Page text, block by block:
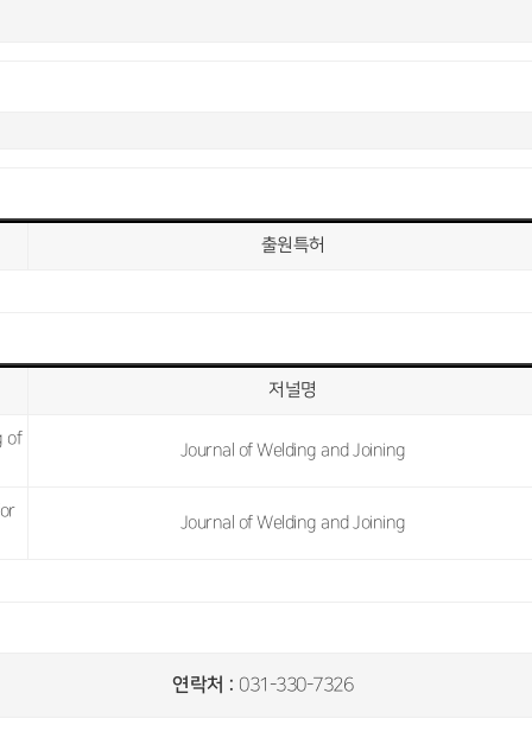
출원특허
저널명
of
Journal of Welding and Joining
Journal of Welding and Joining
연락처 : 031-330-7326